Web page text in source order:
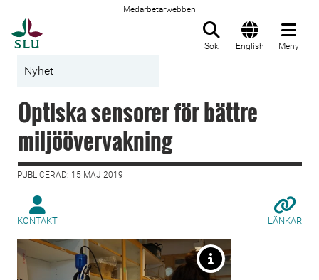
Medarbetarwebben
Sök English Meny
Nyhet
Optiska sensorer för bättre
miljöövervakning
PUBLICERAD: 15 MAJ 2019
KONTAKT LÄNKAR